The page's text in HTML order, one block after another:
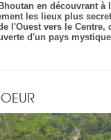
en découvrant à
les lieux plus
l'Ouest vers le Centre,
d'un pays